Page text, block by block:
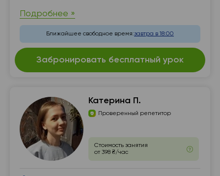
Подробнее »
Ближайшее свободное время:завтра в 18:00
Забронировать бесплатный урок
Катерина П.
Проверенный репетитор
Стоимость занятия
от 398 ₴/час